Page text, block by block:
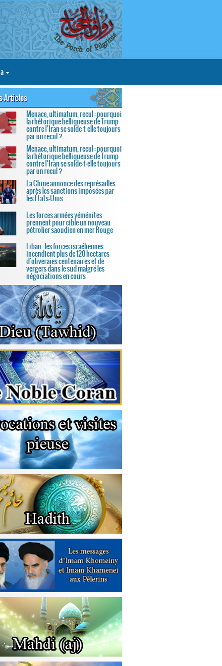
Articles
Menace, ultimatum, recul : pourquoi
la rhétorique belliqueuse de Trump
contre l’Iran se solde-t-elle toujours
par un recul ?
Menace, ultimatum, recul : pourquoi
la rhétorique belliqueuse de Trump
contre l’Iran se solde-t-elle toujours
par un recul ?
La Chine annonce des représailles
après les sanctions imposées par
les États-Unis
Les forces armées yéménites
prennent pour cible un nouveau
pétrolier saoudien en mer Rouge
Liban : les forces israéliennes
incendient plus de 120 hectares
d'oliveraies centenaires et de
vergers dans le sud malgré les
négociations en cours